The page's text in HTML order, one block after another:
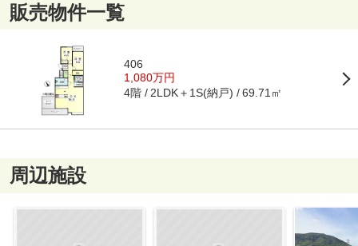
販売物件一覧
406
1,080万円
4階 2LDK＋1S(納戸) 69.71㎡
周辺施設